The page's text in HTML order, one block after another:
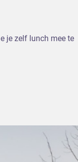
je zelf lunch mee te